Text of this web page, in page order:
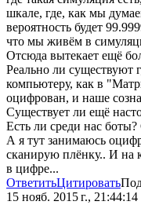
шкале, где, как мы
вероятность будет
что мы живём в
Отсюда вытекает ещё
Реально ли существуют
компьютеру, как в
оцифрован, и наше
Существует ли ещё
Есть ли среди нас
А я тут занимаюсь
сканирую плёнку.. И на
в цифре...
ОтветитьЦитировать
15 нояб. 2015 г., 21:44:14